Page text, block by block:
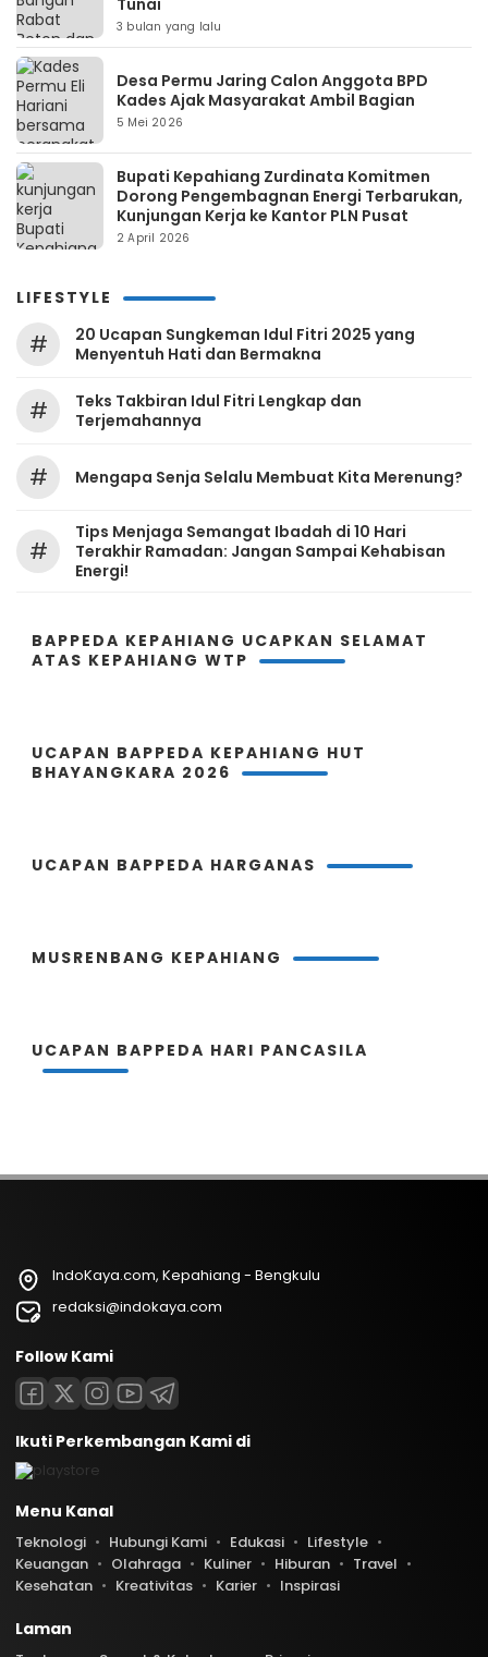
Tunai
3 bulan yang lalu
Desa Permu Jaring Calon Anggota BPD
Kades Ajak Masyarakat Ambil Bagian
5 Mei 2026
Bupati Kepahiang Zurdinata Komitmen
Dorong Pengembagnan Energi Terbarukan,
Kunjungan Kerja ke Kantor PLN Pusat
2 April 2026
LIFESTYLE
#
20 Ucapan Sungkeman Idul Fitri 2025 yang
Menyentuh Hati dan Bermakna
#
Teks Takbiran Idul Fitri Lengkap dan
Terjemahannya
# Mengapa Senja Selalu Membuat Kita Merenung?
#
Tips Menjaga Semangat Ibadah di 10 Hari
Terakhir Ramadan: Jangan Sampai Kehabisan
Energi!
BAPPEDA KEPAHIANG UCAPKAN SELAMAT
ATAS KEPAHIANG WTP
UCAPAN BAPPEDA KEPAHIANG HUT
BHAYANGKARA 2026
UCAPAN BAPPEDA HARGANAS
MUSRENBANG KEPAHIANG
UCAPAN BAPPEDA HARI PANCASILA
IndoKaya.com, Kepahiang - Bengkulu
redaksi@indokaya.com
Follow Kami
Ikuti Perkembangan Kami di
Menu Kanal
Teknologi Hubungi Kami Edukasi
Lifestyle
Keuangan
Olahraga Kuliner Hiburan
Travel
Kesehatan
Kreativitas Karier Inspirasi
Laman